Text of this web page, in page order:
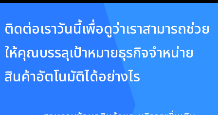
ติดต่อเราวันนี้เพื่อดูว่าเราสามารถช่วย
ให้คุณบรรลุเป้าหมายธุรกิจจำหน่าย
สินค้าอัตโนมัติได้อย่างไร